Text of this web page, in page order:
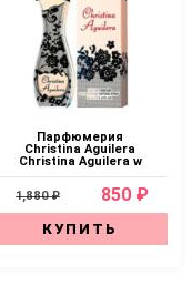
Парфюмерия
Christina Aguilera
Christina Aguilera w
1,880 ₽ 850 ₽
КУПИТЬ